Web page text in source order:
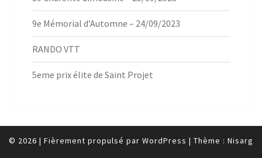
9e Mémorial d’Automne – 24/09/2023
RANDO VTT
5eme prix élite de Saint Projet
© 2026 | Fièrement propulsé par WordPress | Thème : Nisarg